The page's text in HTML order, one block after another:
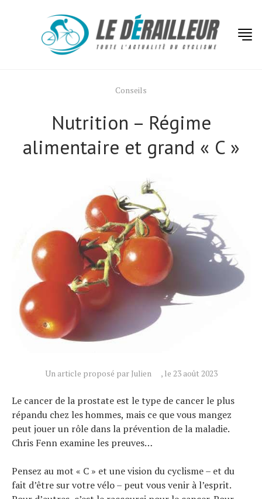
Conseils
Nutrition – Régime
alimentaire et grand « C »
Un article proposé par Julien , le 23 août 2023
Le cancer de la prostate est le type de cancer le plus
répandu chez les hommes, mais ce que vous mangez
peut jouer un rôle dans la prévention de la maladie.
Chris Fenn examine les preuves…
Pensez au mot « C » et une vision du cyclisme – et du
fait d’être sur votre vélo – peut vous venir à l’esprit.